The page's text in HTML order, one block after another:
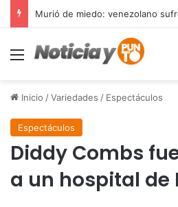
Menú
Inicio /Variedades / Espectáculos
Espectáculos
Diddy Combs
a un hospital de